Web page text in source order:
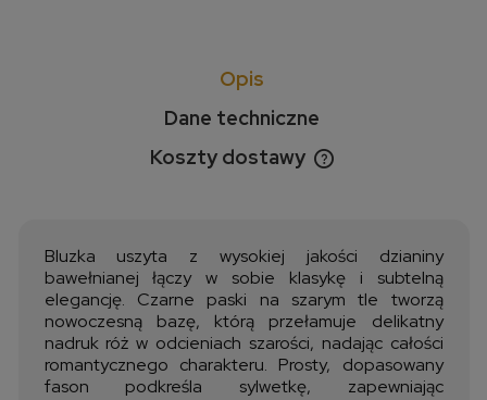
Opis
Dane techniczne
Koszty dostawy
Cena nie zawiera ewentualnych kosztów płatności
Bluzka uszyta z wysokiej jakości dzianiny
bawełnianejłączyw sobie klasykę i subtelną
elegancję. Czarne paski na szarymtle tworzą
nowoczesną bazę, którą przełamuje delikatny
nadruk różw odcieniach szarości, nadając całości
romantycznego charakteru. Prosty, dopasowany
fason podkreśla sylwetkę, zapewniając